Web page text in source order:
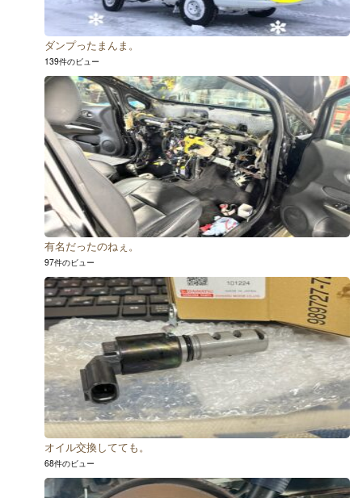
ダンプったまんま。
139件のビュー
有名だったのねぇ。
97件のビュー
オイル交換してても。
68件のビュー